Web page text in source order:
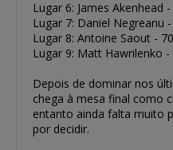
Lugar 6: James Akenhead
Lugar 7: Daniel Negreanu
Lugar 8: Antoine Saout -
Lugar 9: Matt Hawrilenko -
Depois de dominar nos
chega à mesa final como
entanto ainda falta muito
por decidir.